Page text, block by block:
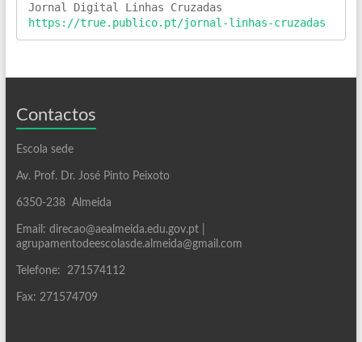
https://true.publico.pt/jornal-linhas-cruzadas
Contactos
Escola sede
Av. Prof. Dr. José Pinto Peixoto
6350-238 Almeida
Email: direcao@aealmeida.edu.gov.pt |
agrupamentodeescolasde.almeida@gmail.com
Telefone: 271574112
Fax: 271574709